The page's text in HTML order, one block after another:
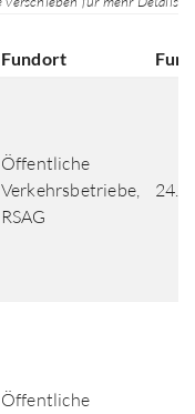
Fundort
Öffentliche
Verkehrsbetriebe,
RSAG
Öffentliche